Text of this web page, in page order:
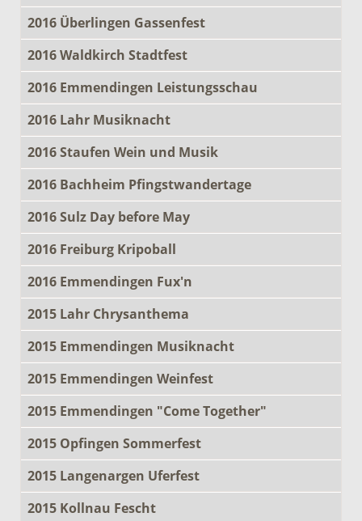
2016 Überlingen Gassenfest
2016 Waldkirch Stadtfest
2016 Emmendingen Leistungsschau
2016 Lahr Musiknacht
2016 Staufen Wein und Musik
2016 Bachheim Pfingstwandertage
2016 Sulz Day before May
2016 Freiburg Kripoball
2016 Emmendingen Fux'n
2015 Lahr Chrysanthema
2015 Emmendingen Musiknacht
2015 Emmendingen Weinfest
2015 Emmendingen "Come Together"
2015 Opfingen Sommerfest
2015 Langenargen Uferfest
2015 Kollnau Fescht